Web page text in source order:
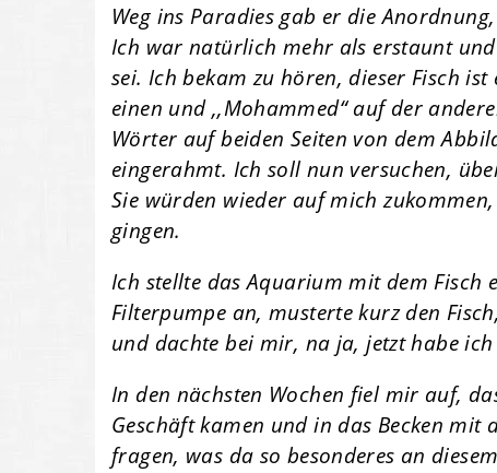
Weg ins Paradies gab er die
Ich war natürlich mehr als erstaunt
sei. Ich bekam zu hören, dieser Fisch
einen und ,,Mohammed“ auf der
Wörter auf beiden Seiten von dem
eingerahmt. Ich soll nun versuchen,
Sie würden wieder auf mich
gingen.
Ich stellte das Aquarium mit dem Fisch
Filterpumpe an, musterte kurz den
und dachte bei mir, na ja, jetzt habe
In den nächsten Wochen fiel mir auf,
Geschäft kamen und in das Becken mit
fragen, was da so besonderes an